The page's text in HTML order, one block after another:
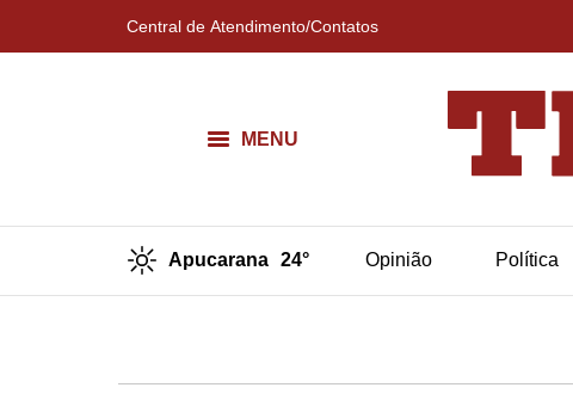
Central de Atendimento/Contatos
MENU
Apucarana 24° Opinião Política